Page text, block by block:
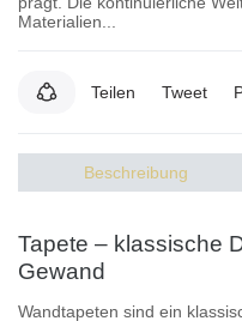
Materialien...
Teilen Tweet
Beschreibung
Tapete – klassische
Gewand
Wandtapeten sind ein